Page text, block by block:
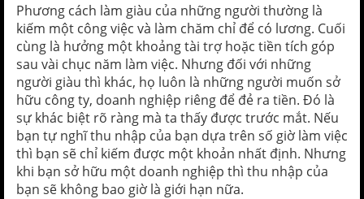
Phương cách làm giàu của những người thường là
kiếm một công việc và làm chăm chỉ để có lương. Cuối
cùng là hưởng một khoảng tài trợ hoặc tiền tích góp
sau vài chục năm làm việc. Nhưng đối với những
người giàu thì khác, họ luôn là những người muốn sở
hữu công ty, doanh nghiệp riêng để đẻ ra tiền. Đó là
sự khác biệt rõ ràng mà ta thấy được trước mắt. Nếu
bạn tự nghĩ thu nhập của bạn dựa trên số giờ làm việc
thì bạn sẽ chỉ kiếm được một khoản nhất định. Nhưng
khi bạn sở hữu một doanh nghiệp thì thu nhập của
bạn sẽ không bao giờ là giới hạn nữa.